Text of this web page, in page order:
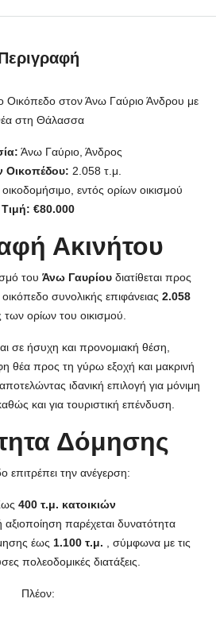
Οικόπεδο στον Άνω Γαύριο Άνδρου με
στη Θάλασσα
Άνω Γαύριο, Άνδρος
Οικοπέδου: 2.058 τ.μ.
οικοδομήσιμο, εντός ορίων οικισμού
Τιμή: €80.000
Ακινήτου
του Άνω Γαυρίου διατίθεται προς
συνολικής επιφάνειας 2.058
των ορίων του οικισμού.
σε ήσυχη και προνομιακή θέση,
θέα προς τη γύρω εξοχή και μακρινή
ιδανική επιλογή για μόνιμη
και για τουριστική επένδυση.
Δόμησης
επιτρέπει την ανέγερση:
400 τ.μ. κατοικιών
αξιοποίηση παρέχεται δυνατότητα
έως 1.100 τ.μ. , σύμφωνα με τις
πολεοδομικές διατάξεις.
Πλέον: